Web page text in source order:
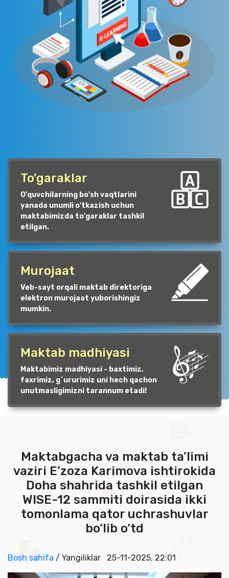
To'garaklar
O'quvchilarning bo'sh vaqtlarini
yanada unumli o'tkazish uchun
maktabimizda to'garaklar tashkil
etilgan.
Murojaat
Veb-sayt orqali maktab direktoriga
elektron murojaat yuborishingiz
mumkin.
Maktab madhiyasi
Maktabimiz madhiyasi - baxtimiz,
faxrimiz, g`ururimiz uni hech qachon
unutmasligimizni tarannum etadi!
Maktabgacha va maktab ta’limi
vaziri E’zoza Karimova ishtirokida
Doha shahrida tashkil etilgan
WISE-12 sammiti doirasida ikki
tomonlama qator uchrashuvlar
bo‘lib o‘td
Bosh sahifa / Yangiliklar 25-11-2025, 22:01